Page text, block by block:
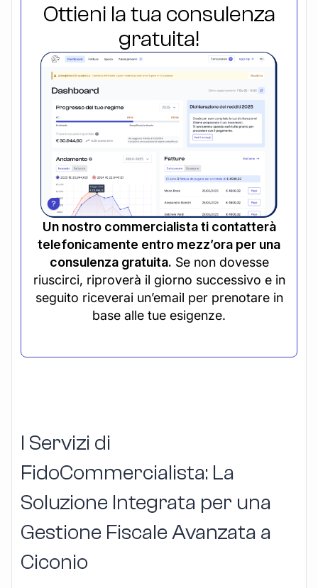
Ottieni la tua consulenza
gratuita!
Un nostro commercialista ti contatterà
telefonicamente entro mezz’ora per una
consulenza gratuita. Se non dovesse
riuscirci, riproverà il giorno successivo e in
seguito riceverai un’email per prenotare in
base alle tue esigenze.
I Servizi di
FidoCommercialista: La
Soluzione Integrata per una
Gestione Fiscale Avanzata a
Ciconio